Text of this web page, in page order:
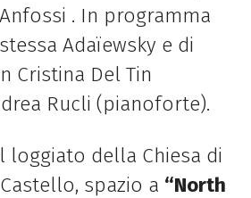
. In programma
Adaïewsky e di
Cristina Del Tin
Rucli (pianoforte).
loggiato della Chiesa di
spazio a “North